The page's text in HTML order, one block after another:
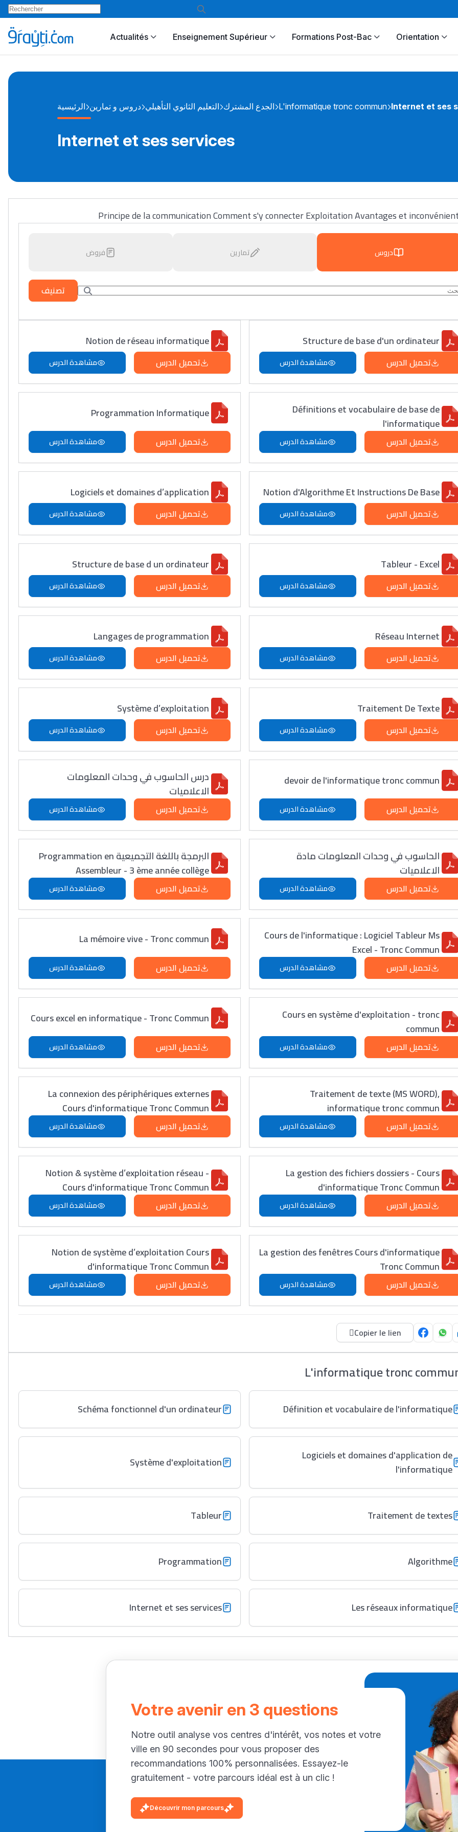
Actualités Enseignement Supérieur Formations Post-Bac Orientation
الرئيسية دروس و تمارين التعليم الثانوي التأهيلي الجدع المشترك L'informatique tronc commun Internet et ses
Internet et ses services
Principe de la communication Comment s'y connecter Exploitation Avantages et
دروس تمارين فروض
تصنيف
Structure de base d'un ordinateur
تحميل الدرس مشاهدة الدرس
Notion de réseau informatique
تحميل الدرس مشاهدة الدرس
Définitions et vocabulaire de base de
l'informatique
تحميل الدرس مشاهدة الدرس
Programmation Informatique
تحميل الدرس مشاهدة الدرس
Notion d'Algorithme Et Instructions De Base
تحميل الدرس مشاهدة الدرس
Logiciels et domaines d’application
تحميل الدرس مشاهدة الدرس
Tableur - Excel
تحميل الدرس مشاهدة الدرس
Structure de base d un ordinateur
تحميل الدرس مشاهدة الدرس
Réseau Internet
تحميل الدرس مشاهدة الدرس
Langages de programmation
تحميل الدرس مشاهدة الدرس
Traitement De Texte
تحميل الدرس مشاهدة الدرس
Système d’exploitation
تحميل الدرس مشاهدة الدرس
devoir de l'informatique tronc commun
تحميل الدرس مشاهدة الدرس
درس الحاسوب في وحدات المعلومات
الاعلاميات
تحميل الدرس مشاهدة الدرس
الحاسوب في وحدات المعلومات مادة
الاعلاميات
تحميل الدرس مشاهدة الدرس
البرمجة باللغة التجميعية Programmation en
Assembleur - 3 ème année collège
تحميل الدرس مشاهدة الدرس
Cours de l'informatique : Logiciel Tableur Ms
Excel - Tronc Commun
تحميل الدرس مشاهدة الدرس
La mémoire vive - Tronc commun
تحميل الدرس مشاهدة الدرس
Cours en système d'exploitation - tronc
commun
تحميل الدرس مشاهدة الدرس
Cours excel en informatique - Tronc Commun
تحميل الدرس مشاهدة الدرس
Traitement de texte (MS WORD),
informatique tronc commun
تحميل الدرس مشاهدة الدرس
La connexion des périphériques externes
Cours d'informatique Tronc Commun
تحميل الدرس مشاهدة الدرس
La gestion des fichiers dossiers - Cours
d'informatique Tronc Commun
تحميل الدرس مشاهدة الدرس
Notion & système d’exploitation réseau -
Cours d'informatique Tronc Commun
تحميل الدرس مشاهدة الدرس
La gestion des fenêtres Cours d'informatique
Tronc Commun
تحميل الدرس مشاهدة الدرس
Notion de système d’exploitation Cours
d'informatique Tronc Commun
تحميل الدرس مشاهدة الدرس
Copier le lien
L'informatique tronc
Définition et vocabulaire de l'informatique
Schéma fonctionnel d'un ordinateur
Logiciels et domaines d'application de
l'informatique
Système d'exploitation
Traitement de textes
Tableur
Algorithme
Programmation
Les réseaux informatique
Internet et ses services
Votre avenir en 3 questions
Notre outil analyse vos centres d'intérêt, vos notes et votre
ville en 90 secondes pour vous proposer des
recommandations 100% personnalisées. Essayez-le
gratuitement - votre parcours idéal est à un clic !
Découvrir mon parcours